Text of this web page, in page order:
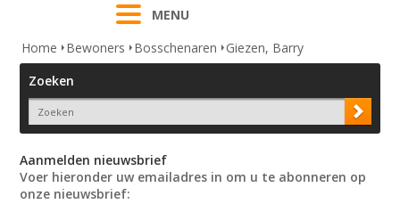
MENU
Home
Bewoners Bosschenaren
Giezen, Barry
Zoeken
Aanmelden nieuwsbrief
Voer hieronder uw emailadres in om u te abonneren op
onze nieuwsbrief: